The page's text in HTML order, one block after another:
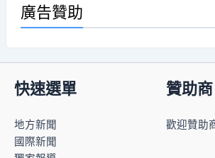
廣告贊助
快速選單
地方新聞
國際新聞
贊助商
歡迎贊助